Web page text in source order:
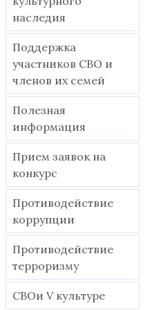
наследия
Поддержка
участников СВО и
членов их семей
Полезная
информация
Прием заявок на
конкурс
Противодействие
коррупции
Противодействие
терроризму
СВОи V культуре